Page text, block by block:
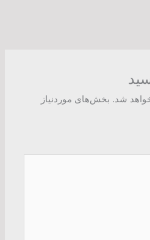
شد. بخش‌های موردنیاز